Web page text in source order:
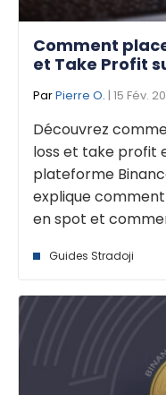
Comment
et Take Profit
ParPierre O. | 15 Fév.
Découvrez
loss et take profit
plateforme
explique
en spot et
Guides Stradoji